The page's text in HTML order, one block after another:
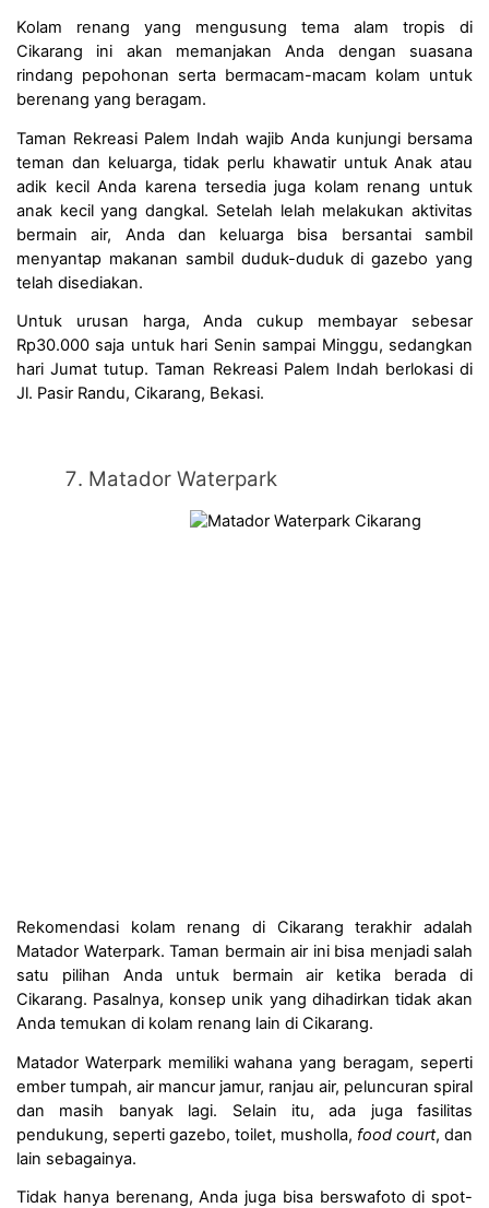
Kolam renang yang mengusung tema alam tropis di
Cikarang ini akan memanjakan Anda dengan suasana
rindang pepohonan serta bermacam-macam kolam untuk
berenang yang beragam.
Taman Rekreasi Palem Indah wajib Anda kunjungi bersama
teman dan keluarga, tidak perlu khawatir untuk Anak atau
adik kecil Anda karena tersedia juga kolam renang untuk
anak kecil yang dangkal. Setelah lelah melakukan aktivitas
bermain air, Anda dan keluarga bisa bersantai sambil
menyantap makanan sambil duduk-duduk di gazebo yang
telah disediakan.
Untuk urusan harga, Anda cukup membayar sebesar
Rp30.000 saja untuk hari Senin sampai Minggu, sedangkan
hari Jumat tutup. Taman Rekreasi Palem Indah berlokasi di
Jl. Pasir Randu, Cikarang, Bekasi.
Matador Waterpark
Rekomendasi kolam renang di Cikarang terakhir adalah
Matador Waterpark. Taman bermain air ini bisa menjadi salah
satu pilihan Anda untuk bermain air ketika berada di
Cikarang. Pasalnya, konsep unik yang dihadirkan tidak akan
Anda temukan di kolam renang lain di Cikarang.
Matador Waterpark memiliki wahana yang beragam, seperti
ember tumpah, air mancur jamur, ranjau air, peluncuran spiral
dan masih banyak lagi. Selain itu, ada juga fasilitas
pendukung, seperti gazebo, toilet, musholla, food court, dan
lain sebagainya.
Tidak hanya berenang, Anda juga bisa berswafoto di spot-